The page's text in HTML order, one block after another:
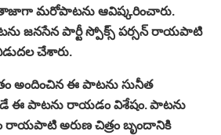
మరోపాటను ఆవిష్కరించారు.
జనసేన పార్టీ స్పోక్స్‌ పర్సన్‌ రాయపాటి
చేశారు.
అందించిన ఈ పాటను సునీత
ఈ పాటను రాయడం విశేషం. పాటను
రాయపాటి అరుణ చిత్రం బృందానికి